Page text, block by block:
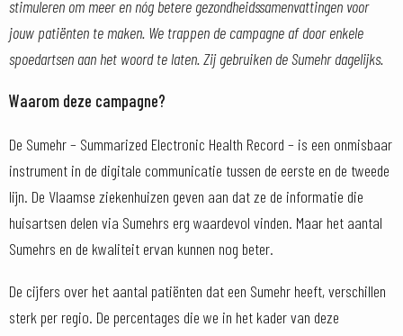
stimuleren om meer en nóg betere gezondheidssamenvattingen voor
jouw patiënten te maken. We trappen de campagne af door enkele
spoedartsen aan het woord te laten. Zij gebruiken de Sumehr dagelijks.
Waarom deze campagne?
De Sumehr – Summarized Electronic Health Record – is een onmisbaar
instrument in de digitale communicatie tussen de eerste en de tweede
lijn. De Vlaamse ziekenhuizen geven aan dat ze de informatie die
huisartsen delen via Sumehrs erg waardevol vinden. Maar het aantal
Sumehrs en de kwaliteit ervan kunnen nog beter.
De cijfers over het aantal patiënten dat een Sumehr heeft, verschillen
sterk per regio. De percentages die we in het kader van deze